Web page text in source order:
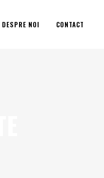
DESPRE NOI CONTACT